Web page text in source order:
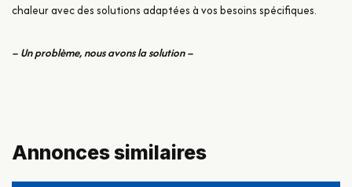
chaleur avec des solutions adaptées à vos besoins spécifiques.
– Un problème, nous avons la solution –
Annonces similaires